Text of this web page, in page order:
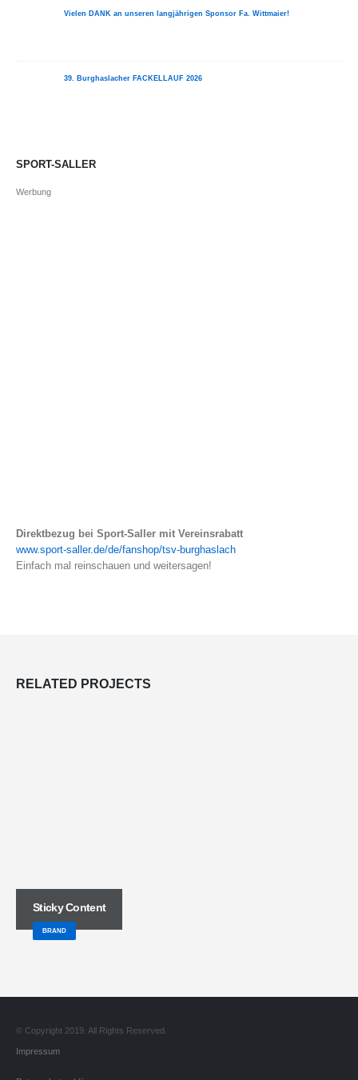
Vielen DANK an unseren langjährigen Sponsor Fa. Wittmaier!
39. Burghaslacher FACKELLAUF 2026
SPORT-SALLER
Werbung
Direktbezug bei Sport-Saller mit Vereinsrabatt
www.sport-saller.de/de/fanshop/tsv-burghaslach
Einfach mal reinschauen und weitersagen!
RELATED PROJECTS
Sticky Content
BRAND
© Copyright 2019. All Rights Reserved.
Impressum